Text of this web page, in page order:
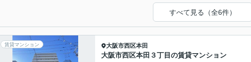
すべて見る（全6件）
賃貸マンション 大阪市西区本田
大阪市西区本田３丁目の賃貸マンション